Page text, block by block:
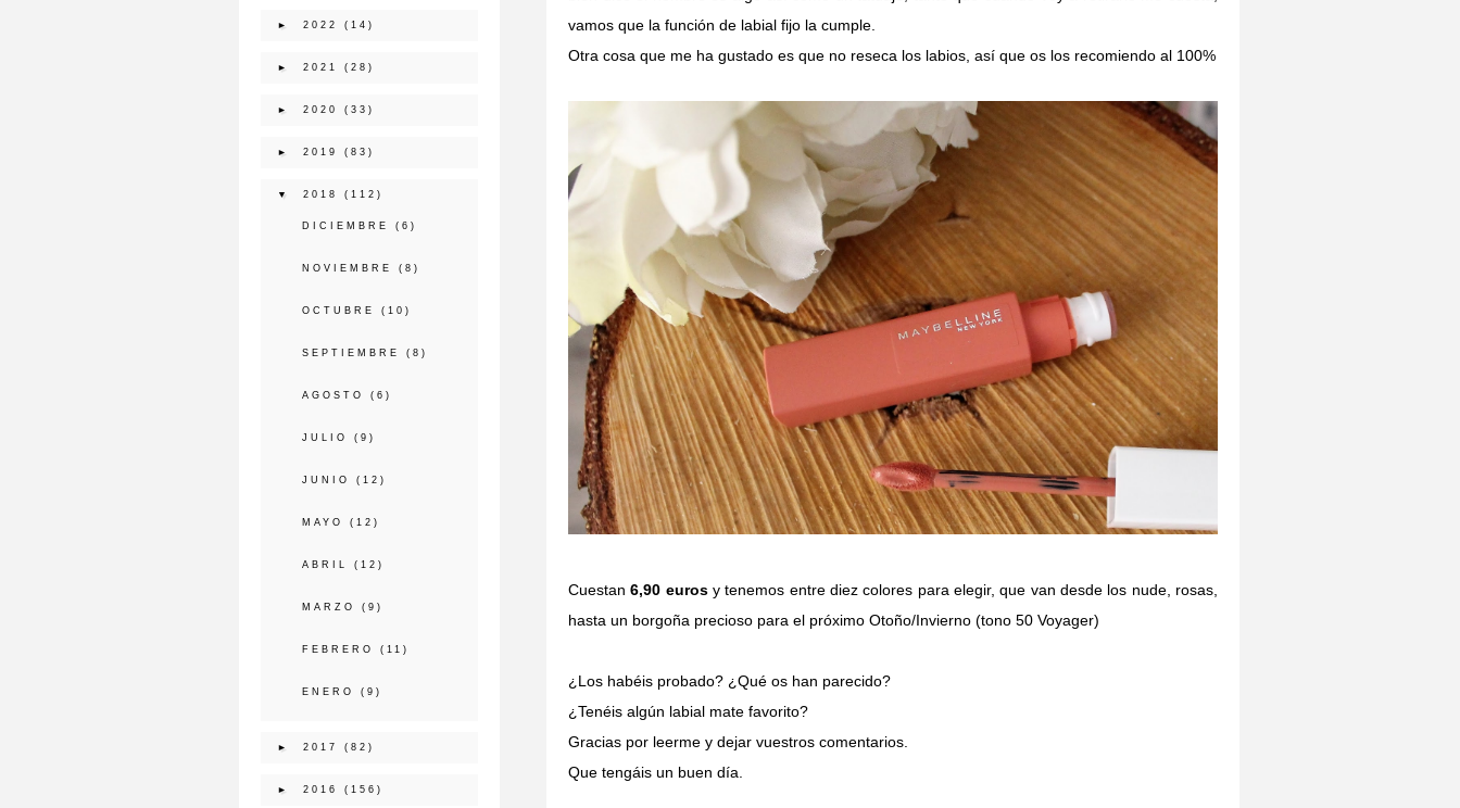
vamos que la función de labial fijo la cumple.
Otra cosa que me ha gustado es que no reseca los labios, así que os los recomiendo al 100%
Cuestan6,90 eurosy tenemos entre diez colores para elegir, que van desde los nude, rosas,
hasta un borgoña precioso para el próximo Otoño/Invierno (tono 50 Voyager)
¿Los habéis probado? ¿Qué os han parecido?
¿Tenéis algún labial mate favorito?
Gracias por leerme y dejar vuestros comentarios.
Que tengáis un buen día.
► 2022 (14)
► 2021 (28)
► 2020 (33)
► 2019 (83)
▼ 2018 (112)
DICIEMBRE (6)
NOVIEMBRE (8)
OCTUBRE (10)
SEPTIEMBRE (8)
AGOSTO (6)
JULIO (9)
JUNIO (12)
MAYO (12)
ABRIL (12)
MARZO (9)
FEBRERO (11)
ENERO (9)
► 2017 (82)
► 2016 (156)